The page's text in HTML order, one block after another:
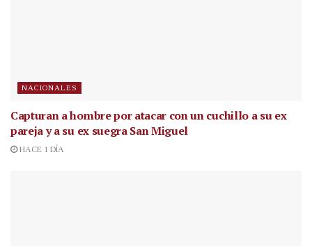
NACIONALES
Capturan a hombre por atacar con un cuchillo a su ex
pareja y a su ex suegra San Miguel
HACE 1 DÍA